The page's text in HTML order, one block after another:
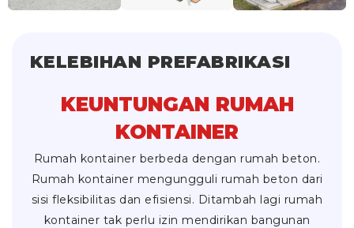
KELEBIHAN PREFABRIKASI
KEUNTUNGAN RUMAH
KONTAINER
Rumah kontainer berbeda dengan rumah beton.
Rumah kontainer mengungguli rumah beton dari
sisi fleksibilitas dan efisiensi. Ditambah lagi rumah
kontainer tak perlu izin mendirikan bangunan